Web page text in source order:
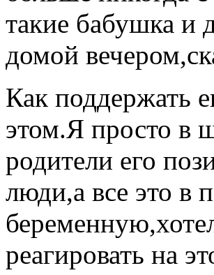
такие бабушка и
домой
Как поддержать
этом.Я просто в
родители его
люди,а все это в
реагировать на